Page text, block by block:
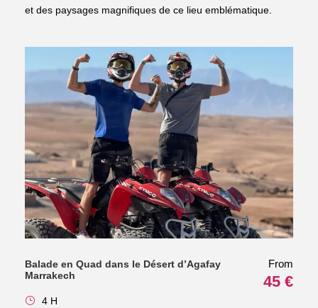
et des paysages magnifiques de ce lieu emblématique.
Balade en Quad dans le Désert d’Agafay
Marrakech
From
45 €
4 H